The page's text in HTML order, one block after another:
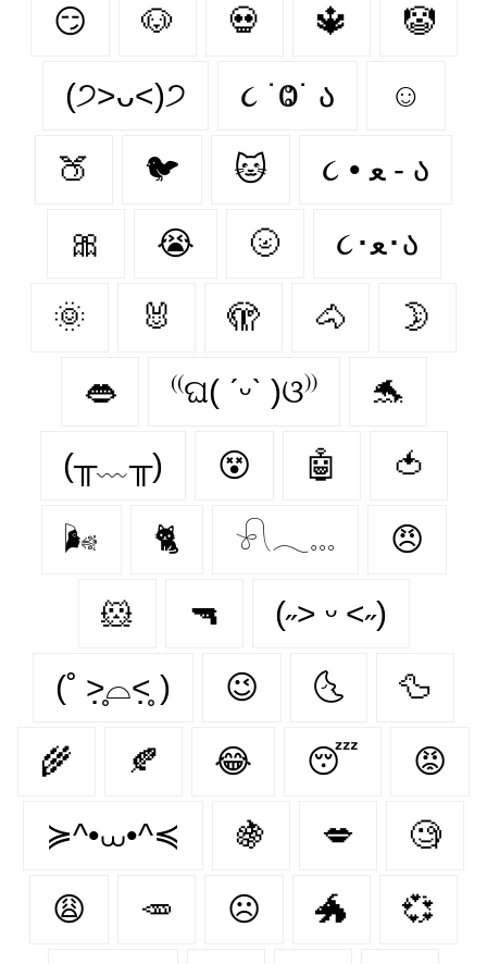
😏 🐶 💀 🔱 🤡
(੭˃ᴗ˂)੭ ૮ ˙Ⱉ˙ ა ☺
🍑 🐦‍ 🐱 ૮ • ﻌ - ა
🎀 😭 🌝 ૮･ﻌ･ა
🌞 🐰 🫣 🐴 🌛
👄 ⁽⁽ଘ( ˊᵕˋ )ଓ⁾⁾ 🐬
(╥﹏╥) 😵‍ 🤖 🍅
🌬 🐈 𓍯𓂃𓏧 😠
🐹 🔫 (˶˃ ᵕ ˂˶)
(˚ ˃̣̣̥⌓˂̣̣̥ ) 😉 🌜 🦆
🌾 🍂 😂 😴 😡
≽^•⩊•^≼ 🍇 💋 🧐
😩 🥕 ☹ 🐲 💞